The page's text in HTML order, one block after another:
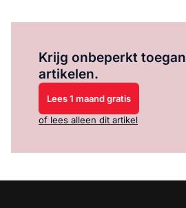
Krijg onbeperkt
artikelen.
Lees 1 maand gratis
of lees alleen dit artikel